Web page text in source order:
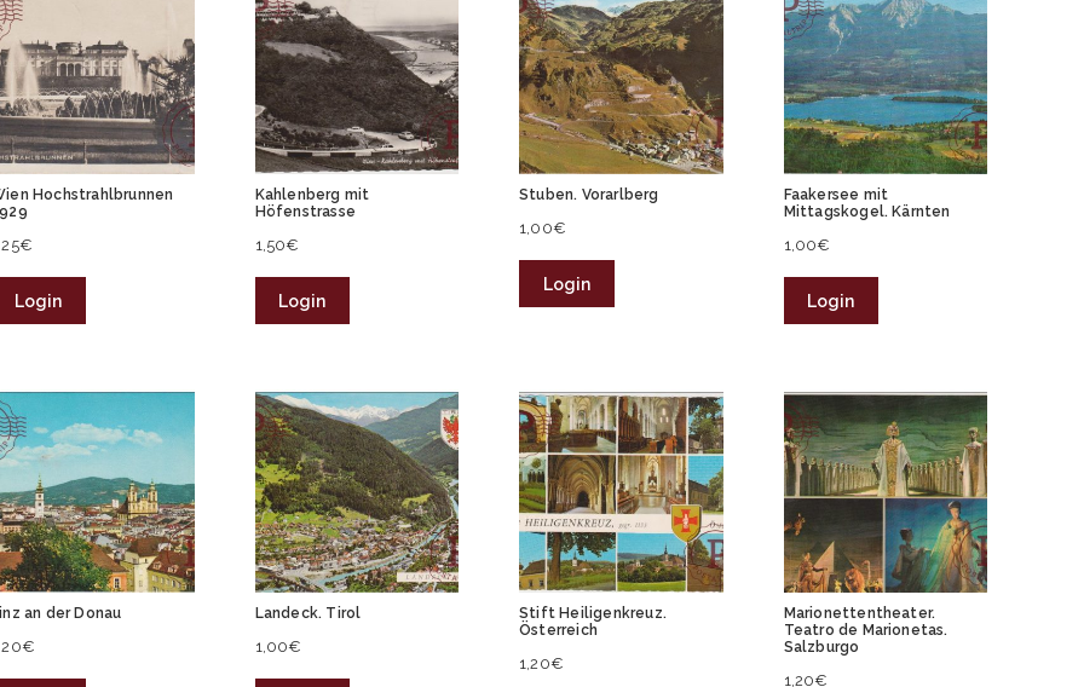
Hochstrahlbrunnen
€
Login
Kahlenberg mit
Höfenstrasse
1,50€
Login
Stuben. Vorarlberg
1,00€
Login
Faakersee mit
Mittagskogel. Kärnten
1,00€
Login
an der Donau
€
Landeck. Tirol
1,00€
Stift Heiligenkreuz.
Österreich
1,20€
Marionettentheater.
Teatro de Marionetas.
Salzburgo
1,20€